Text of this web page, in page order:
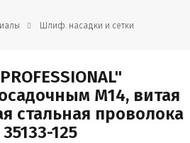
Шлиф. насадки и сетки
М14, витая
стальная проволока
125